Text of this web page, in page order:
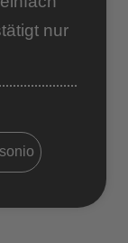
nur